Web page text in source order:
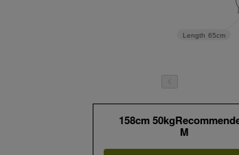
Length 65cm
158cm
M